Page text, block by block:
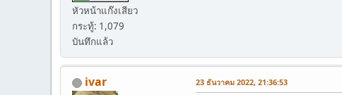
หัวหน้าแก๊งเสียว
กระทู้: 1,079
บันทึกแล้ว
ivar 23 ธันวาคม 2022, 21:36:53